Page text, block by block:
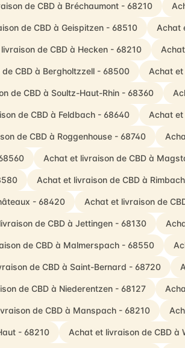
de CBD à Bréchaumont - 68210
de CBD à Geispitzen - 68510 Achat
de CBD à Hecken - 68210
CBD à Bergholtzzell - 68500 Achat
de CBD à Soultz-Haut-Rhin - 68360
de CBD à Feldbach - 68640 Achat et
de CBD à Roggenhouse - 68740
Achat et livraison de CBD à
Achat et livraison de CBD à
- 68420 Achat et livraison de
de CBD à Jettingen - 68130
de CBD à Malmerspach - 68550
de CBD à Saint-Bernard - 68720
de CBD à Niederentzen - 68127
de CBD à Manspach - 68210
- 68210 Achat et livraison de CBD à